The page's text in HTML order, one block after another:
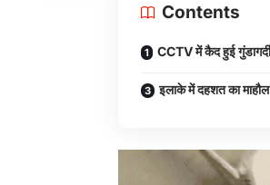
Contents
CCTV में कैद हुई गुंडागर्दी
इलाके में दहशत का माहौल